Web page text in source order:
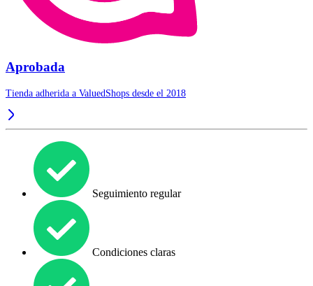
Aprobada
Tienda adherida a ValuedShops desde el 2018
Seguimiento regular
Condiciones claras